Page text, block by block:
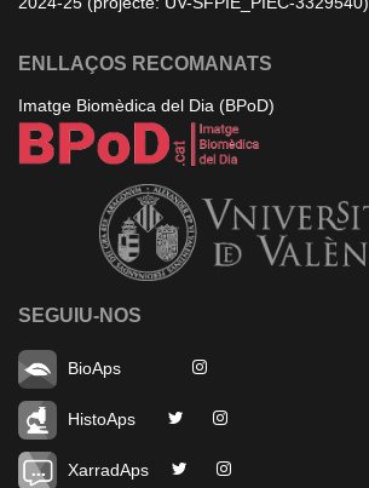
ENLLAÇOS RECOMANATS
Imatge Biomèdica del Dia (BPoD)
SEGUIU-NOS
BioAps
HistoAps
XarradAps